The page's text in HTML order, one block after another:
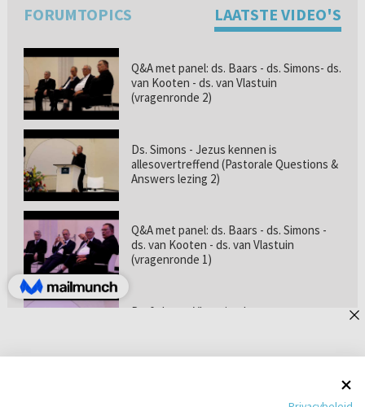
FORUMTOPICS LAATSTE VIDEO'S
Q&A met panel: ds. Baars - ds. Simons- ds.
van Kooten - ds. van Vlastuin
(vragenronde 2)
Ds. Simons - Jezus kennen is
allesovertreffend (Pastorale Questions &
Answers lezing 2)
Q&A met panel: ds. Baars - ds. Simons -
ds. van Kooten - ds. van Vlastuin
(vragenronde 1)
Prof. dr. van Vlastuin - Is